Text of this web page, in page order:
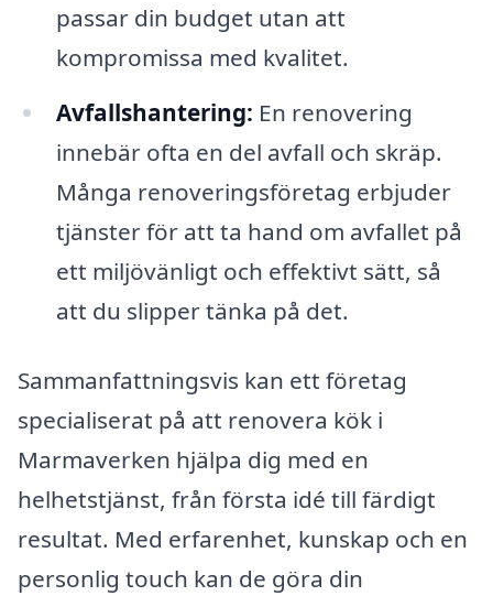
passar din budget utan att
kompromissa med kvalitet.
Avfallshantering: En renovering
innebär ofta en del avfall och skräp.
Många renoveringsföretag erbjuder
tjänster för att ta hand om avfallet på
ett miljövänligt och effektivt sätt, så
att du slipper tänka på det.
Sammanfattningsvis kan ett företag
specialiserat på att renovera kök i
Marmaverken hjälpa dig med en
helhetstjänst, från första idé till färdigt
resultat. Med erfarenhet, kunskap och en
personlig touch kan de göra din